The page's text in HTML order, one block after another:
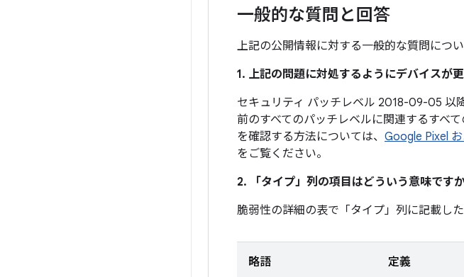
一般的な質問と回答
上記の公開情報に対する一般的な質問につ
1. 上記の問題に対処するようにデバイスが
セキュリティ パッチレベル 2018-09-05 以
前のすべてのパッチレベルに関連するすべ
を確認する方法については、 Google Pixel
をご覧ください。
2. 「タイプ」 列の項目はどういう意味です
脆弱性の詳細の表で「タイプ」 列に記載し
略語 定義